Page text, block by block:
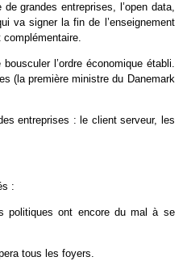
grandes entreprises, l’open data,
va signer la fin de l’enseignement
l’ordre économique établi.
(la première ministre du Danemark
entreprises : le client serveur, les
:
politiques ont encore du mal à se
tous les foyers.